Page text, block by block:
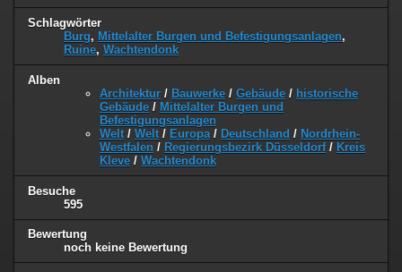
Schlagwörter
Burg, Mittelalter Burgen und Befestigungsanlagen,
Ruine, Wachtendonk
Alben
Architektur / Bauwerke / Gebäude / historische
Gebäude / Mittelalter Burgen und
Befestigungsanlagen
Welt / Welt / Europa / Deutschland / Nordrhein-
Westfalen / Regierungsbezirk Düsseldorf/ Kreis
Kleve / Wachtendonk
Besuche
595
Bewertung
noch keine Bewertung